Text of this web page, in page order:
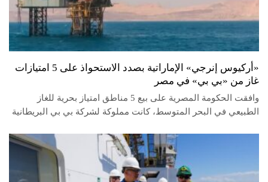
«أركيوس إنرجي» الإماراتية بصدد الاستحواذ على 5 امتيازات
غاز من «بي بي» في مصر
وافقت الحكومة المصرية على بيع 5 مناطق امتياز بحرية للغاز
الطبيعي في البحر المتوسط، كانت مملوكة لشركة بي بي البريطانية